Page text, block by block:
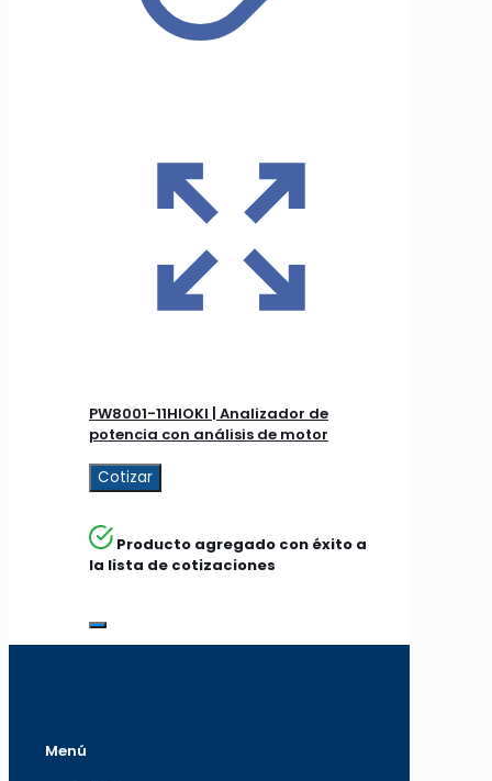
PW8001-11HIOKI | Analizador de
potencia con análisis de motor
Cotizar
Producto agregado con éxito a
la lista de cotizaciones
Menú